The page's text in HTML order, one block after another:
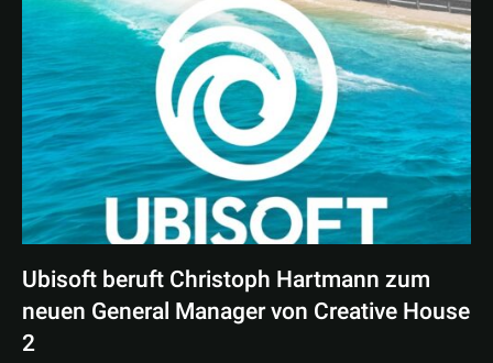
Ubisoft beruft Christoph Hartmann zum
neuen General Manager von Creative House
2